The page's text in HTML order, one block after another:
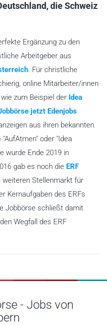
die Schweiz
Ergänzung zu den
Arbeitgeber aus
. Für christliche
online Mitarbeiter/innen
wie zum Beispiel der Idea
jetzt Edenjobs
aus ihren bekannten
oder "Idea
wurde Ende 2019 in
gab es noch die ERF
weiteren Stellenmarkt für
Kernaufgaben des ERFs
Jobbörse schließt damit
Wegfall des ERF
- Jobs von